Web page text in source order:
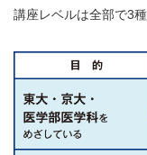
講座レベルは全部で3